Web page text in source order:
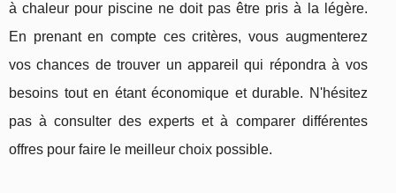
à chaleur pour piscine ne doit pas être pris à la légère.
En prenant en compte ces critères, vous augmenterez
vos chances de trouver un appareil qui répondra à vos
besoins tout en étant économique et durable. N'hésitez
pas à consulter des experts et à comparer différentes
offres pour faire le meilleur choix possible.